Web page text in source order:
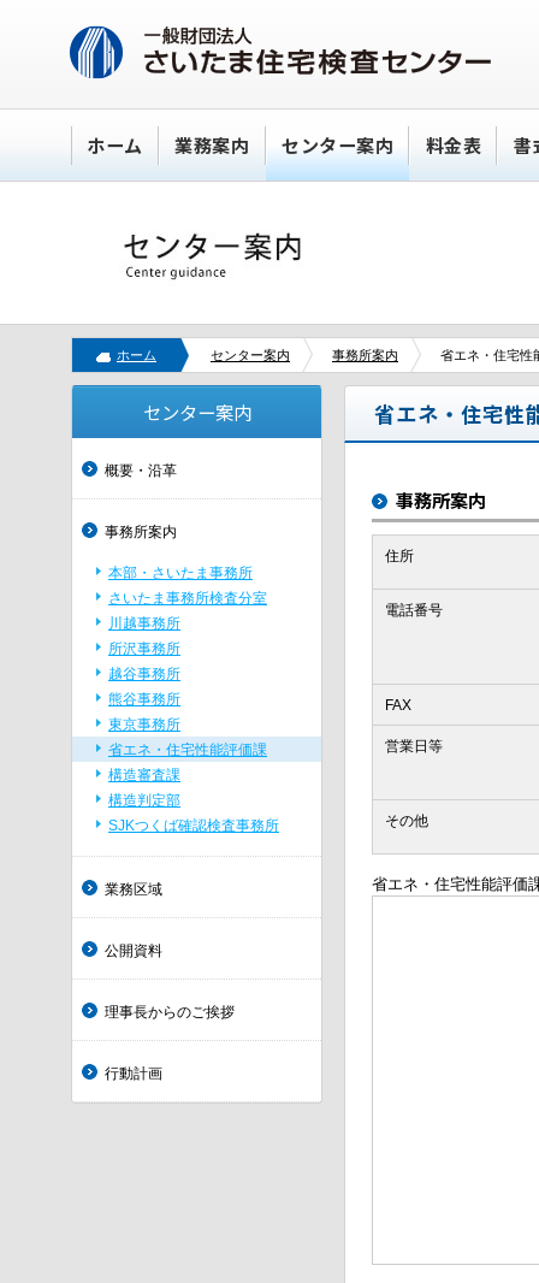
ホーム 業務案内 センター案内 料金表 書
ホーム センター案内 事務所案内 省エネ・住宅性
センター案内
概要・沿革
事務所案内
本部・さいたま事務所
さいたま事務所検査分室
川越事務所
所沢事務所
越谷事務所
熊谷事務所
東京事務所
省エネ・住宅性能評価課
構造審査課
構造判定部
SJKつくば確認検査事務所
業務区域
公開資料
理事長からのご挨拶
行動計画
省エネ・住宅性
事務所案内
住所
電話番号
FAX
営業日等
その他
省エネ・住宅性能評価